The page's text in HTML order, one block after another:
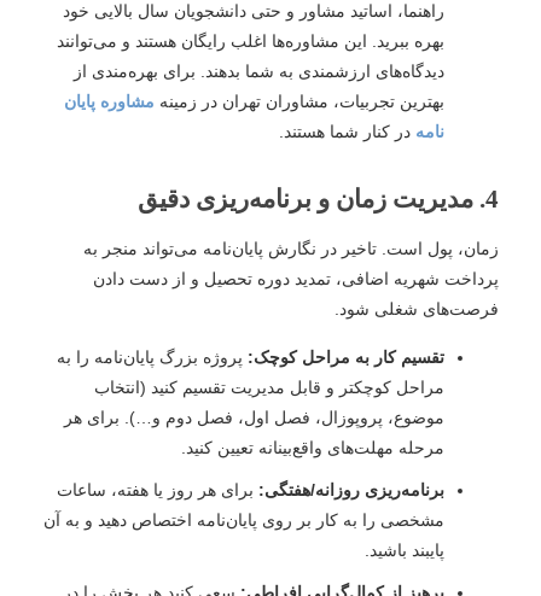
راهنما، اساتید مشاور و حتی دانشجویان سال بالایی خود
بهره ببرید. این مشاوره‌ها اغلب رایگان هستند و می‌توانند
دیدگاه‌های ارزشمندی به شما بدهند. برای بهره‌مندی از
بهترین تجربیات، مشاوران تهران در زمینه مشاوره پایان
نامه در کنار شما هستند.
4. مدیریت زمان و برنامه‌ریزی دقیق
زمان، پول است. تاخیر در نگارش پایان‌نامه می‌تواند منجر به
پرداخت شهریه اضافی، تمدید دوره تحصیل و از دست دادن
فرصت‌های شغلی شود.
تقسیم کار به مراحل کوچک: پروژه بزرگ پایان‌نامه را به
مراحل کوچکتر و قابل مدیریت تقسیم کنید (انتخاب
موضوع، پروپوزال، فصل اول، فصل دوم و…). برای هر
مرحله مهلت‌های واقع‌بینانه تعیین کنید.
برنامه‌ریزی روزانه/هفتگی: برای هر روز یا هفته، ساعات
مشخصی را به کار بر روی پایان‌نامه اختصاص دهید و به آن
پایبند باشید.